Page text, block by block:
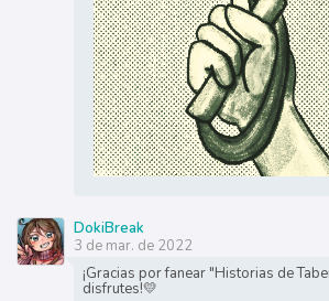
DokiBreak
3 de mar. de 2022
¡Gracias por fanear "Historias de
disfrutes!💛